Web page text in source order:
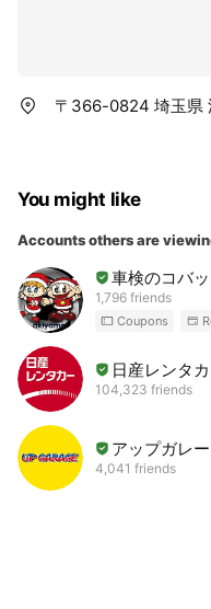
〒366-0824 埼玉県
You might like
Accounts others are
車検のコバ
1,796 friends
Coupons
日産レンタ
104,323 friends
アップガレ
4,041 friends